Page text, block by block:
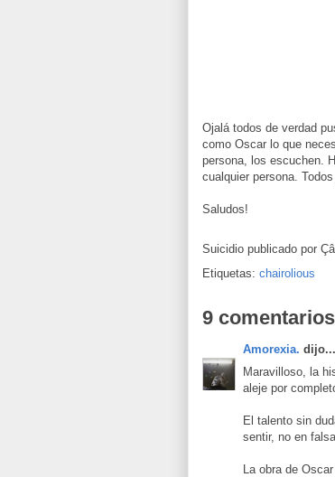
Ojalá todos de verdad
como Oscar lo que
persona, los escuchen.
cualquier persona.
Saludos!
Suicidio publicado por
Etiquetas: chairolious
9
Amorexia. dijo...
Maravilloso, la
aleje por
El talento sin
sentir, no en
La obra de